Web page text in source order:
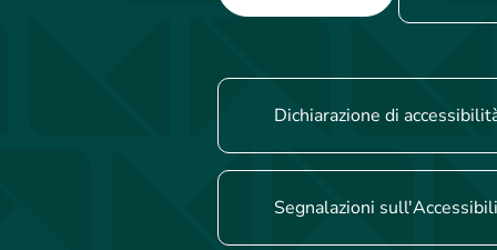
Dichiarazione di
Segnalazioni